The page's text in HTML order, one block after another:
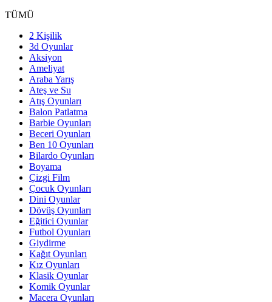
TÜMÜ
2 Kişilik
3d Oyunlar
Aksiyon
Ameliyat
Araba Yarış
Ateş ve Su
Atış Oyunları
Balon Patlatma
Barbie Oyunları
Beceri Oyunları
Ben 10 Oyunları
Bilardo Oyunları
Boyama
Çizgi Film
Çocuk Oyunları
Dini Oyunlar
Dövüş Oyunları
Eğitici Oyunlar
Futbol Oyunları
Giydirme
Kağıt Oyunları
Kız Oyunları
Klasik Oyunlar
Komik Oyunlar
Macera Oyunları